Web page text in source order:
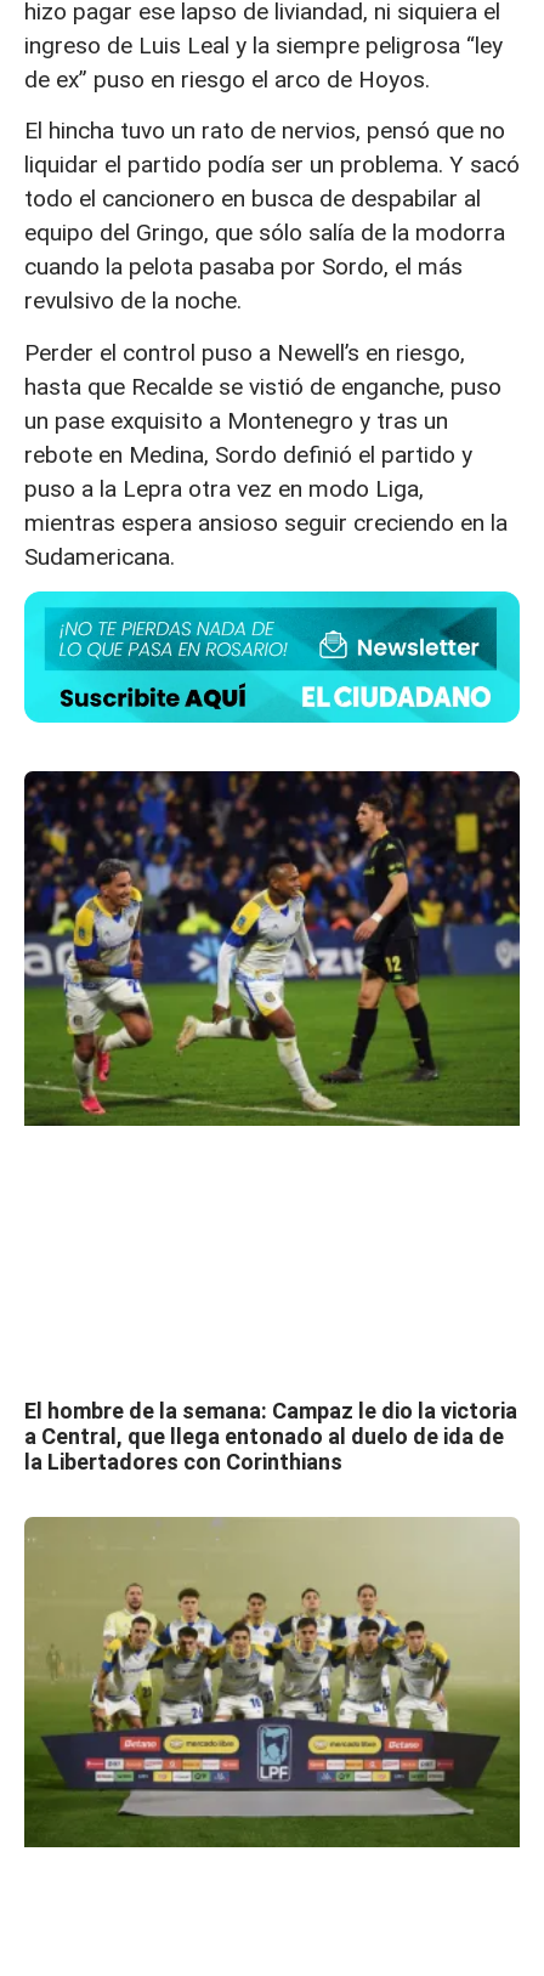
hizo pagar ese lapso de liviandad, ni siquiera el
ingreso de Luis Leal y la siempre peligrosa “ley
de ex” puso en riesgo el arco de Hoyos.
El hincha tuvo un rato de nervios, pensó que no
liquidar el partido podía ser un problema. Y sacó
todo el cancionero en busca de despabilar al
equipo del Gringo, que sólo salía de la modorra
cuando la pelota pasaba por Sordo, el más
revulsivo de la noche.
Perder el control puso a Newell’s en riesgo,
hasta que Recalde se vistió de enganche, puso
un pase exquisito a Montenegro y tras un
rebote en Medina, Sordo definió el partido y
puso a la Lepra otra vez en modo Liga,
mientras espera ansioso seguir creciendo en la
Sudamericana.
El hombre de la semana: Campaz le dio la victoria
a Central, que llega entonado al duelo de ida de
la Libertadores con Corinthians